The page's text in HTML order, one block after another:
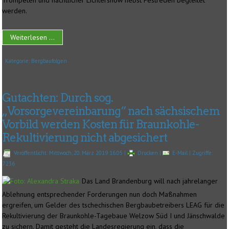
werden.
Weiterlesen ...
Kategorie: Bergbaufolgen
Gutachten: Durch sog.
„Vorsorgevereinbarung“ nach sächsischem
Vorbild werden Kosten für Braunkohle-
Rekultivierung nicht abgesichert
Veröffentlicht: Mittwoch, 20. März 2019 16:05 | Drucken | E-Mail | Zugriffe:
7236
Das Land Brandenburg will nach jahrelanger
Ablehnung entsprechender Forderungen nun doch Maßnahmen
ergreifen, um Gelder des tschechischen Bergbaubetreibers LEAG für die
Rekultivierung der Braunkohle-Tagebaue Welzow Süd I und Jänschwalde
zu sichern. Damit gesteht die Landesregierung ein, dass die